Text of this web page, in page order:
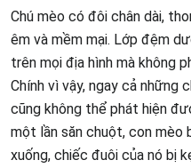
Chú mèo có đôi chân dài,
êm và mềm mại. Lớp đệm
trên mọi địa hình mà không
Chính vì vậy, ngay cả những
cũng không thể phát hiện
một lần săn chuột, con
xuống, chiếc đuôi của nó bị